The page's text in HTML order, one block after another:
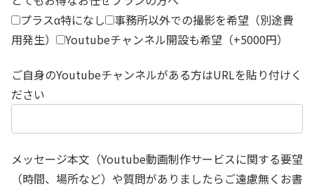
プラスα特になし
事務所以外での撮影を希望（別途費
用発生）
Youtubeチャンネル開設も希望（+5000円）
ご自身のYoutubeチャンネルがある方はURLを貼り付けく
ださい
メッセージ本文（Youtube動画制作サービスに関する要望
（時間、場所など）や質問がありましたらご遠慮無くお書